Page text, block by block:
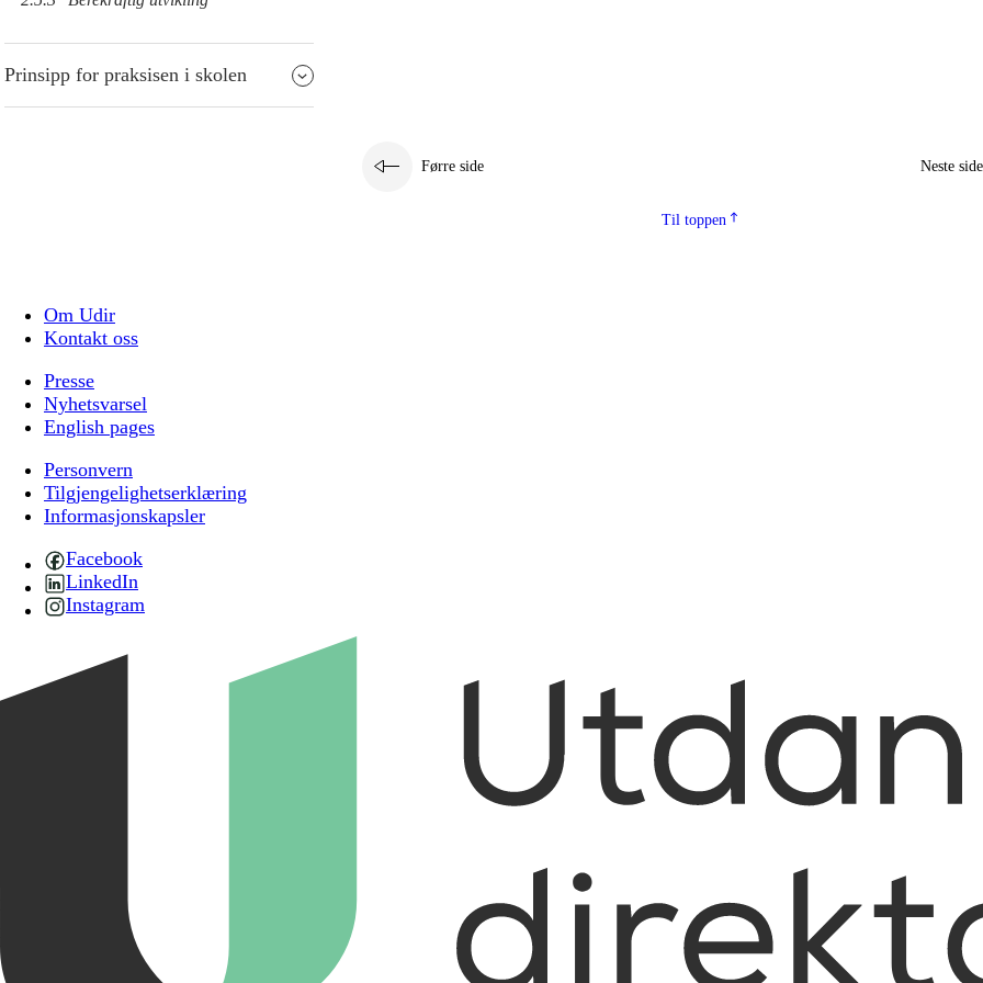
Prinsipp for praksisen i skolen
Førre side Neste side
Til toppen
Om Udir
Kontakt oss
Presse
Nyhetsvarsel
English pages
Personvern
Tilgjengelighetserklæring
Informasjonskapsler
Facebook
LinkedIn
Instagram